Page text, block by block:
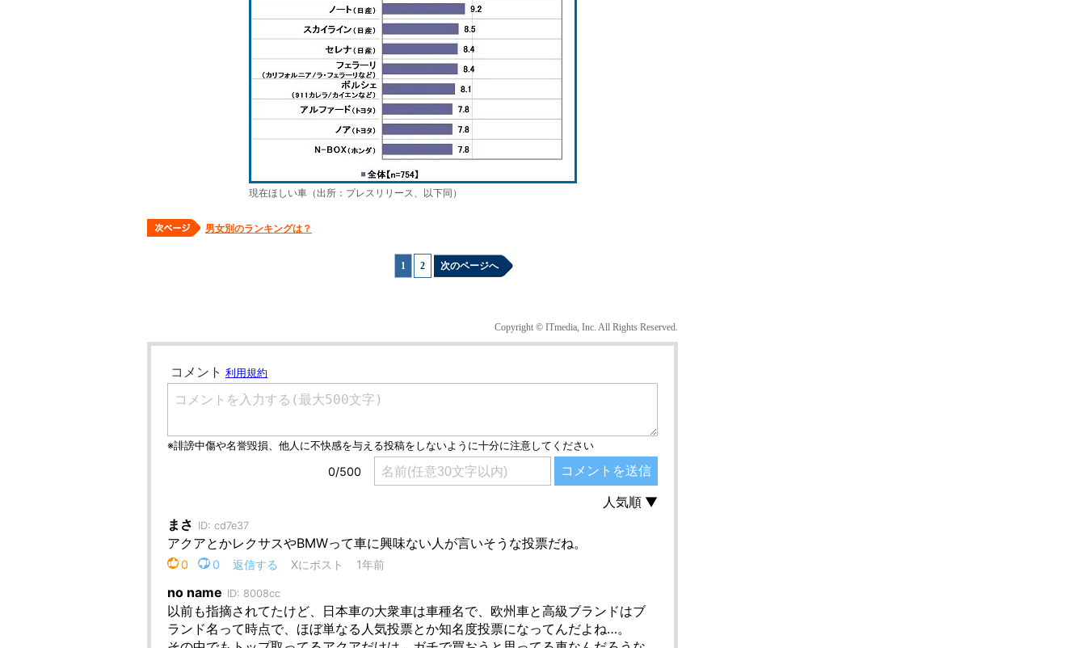
現在ほしい車（出所：プレスリリース、以下同）
男女別のランキングは？
1 2 次のページへ
Copyright © ITmedia, Inc. All Rights Reserved.